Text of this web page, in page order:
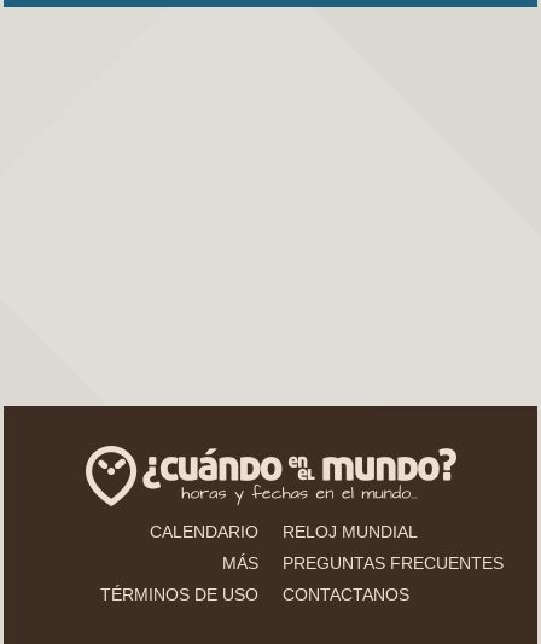
CALENDARIO
RELOJ MUNDIAL
MÁS
PREGUNTAS FRECUENTES
TÉRMINOS DE USO
CONTACTANOS